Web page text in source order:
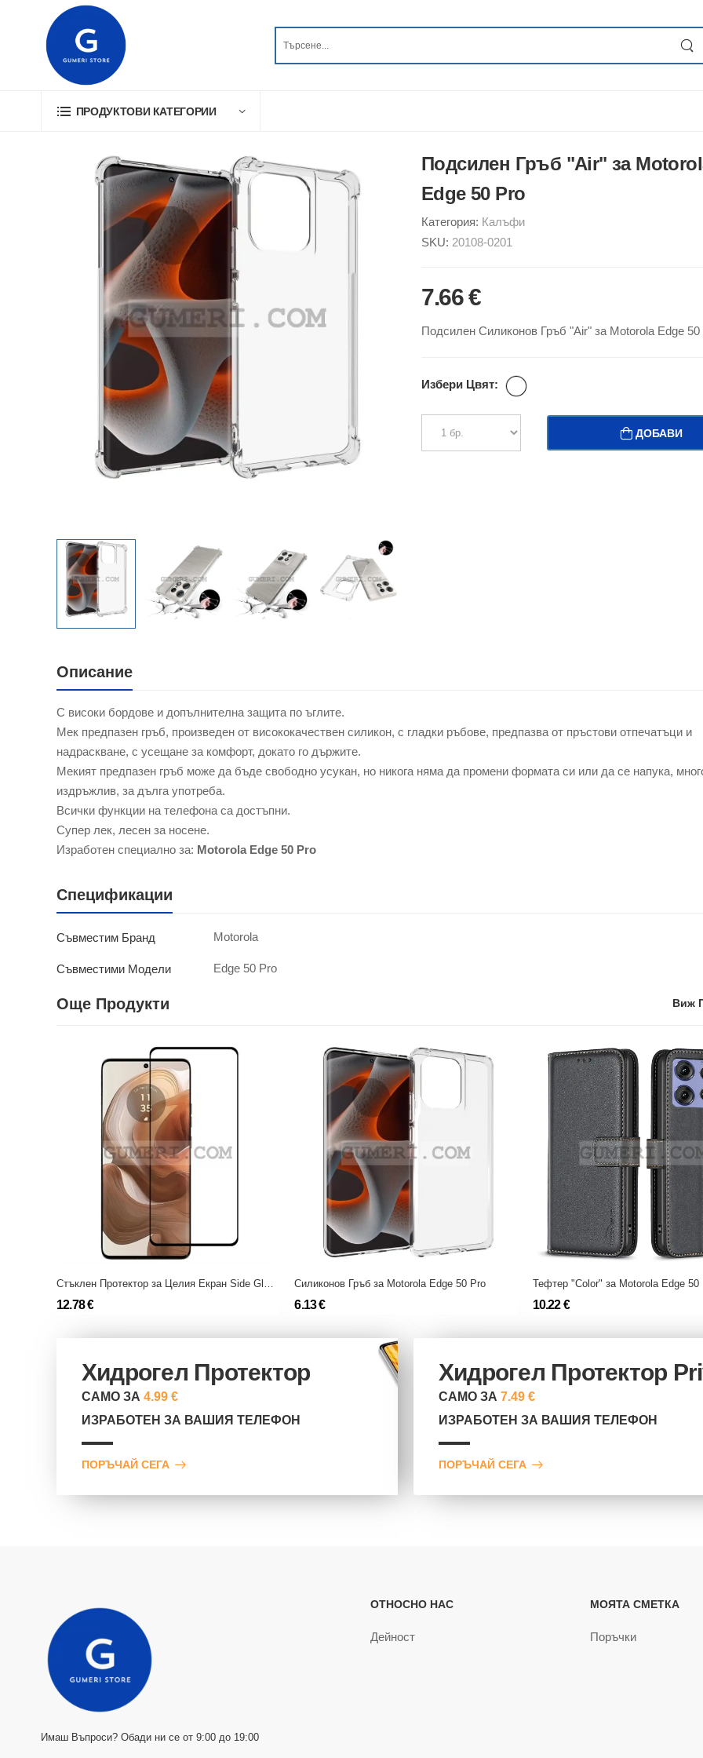
ПРОДУКТОВИ КАТЕГОРИИ
Подсилен Гръб "Air" за
Edge 50 Pro
Категория: Калъфи
SKU: 20108-0201
7.66 €
Подсилен Силиконов Гръб "Air" за Motorola Edge 50
Избери Цвят:
ДОБАВИ
Описание
С високи бордове и допълнителна защита по ъглите.
Мек предпазен гръб, произведен от висококачествен силикон, с гладки ръбове, предпазва от пръстови отпечатъци и
надраскване, с усещане за комфорт, докато го държите.
Мекият предпазен гръб може да бъде свободно усукан, но никога няма да промени формата си или да се напука,
издръжлив, за дълга употреба.
Всички функции на телефона са достъпни.
Супер лек, лесен за носене.
Изработен специално за: Motorola Edge 50 Pro
Спецификации
Съвместим Бранд Motorola
Съвместими Модели Edge 50 Pro
Още Продукти Виж
12.78 €
Силиконов Гръб за Motorola Edge 50 Pro
6.13 €
Тефтер "Color" за Motorola Edge 50
10.22 €
Хидрогел Протектор
САМО ЗА 4.99 €
ИЗРАБОТЕН ЗА ВАШИЯ ТЕЛЕФОН
ПОРЪЧАЙ СЕГА
Хидрогел Протектор
САМО ЗА 7.49 €
ИЗРАБОТЕН ЗА ВАШИЯ ТЕЛЕФОН
ПОРЪЧАЙ СЕГА
Имаш Въпроси? Обади ни се от 9:00 до 19:00
ОТНОСНО НАС
Дейност
МОЯТА СМЕТКА
Поръчки